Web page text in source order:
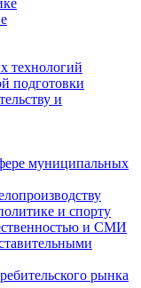
технологий
подготовки
и
муниципальных
и спорту
и СМИ
рынка